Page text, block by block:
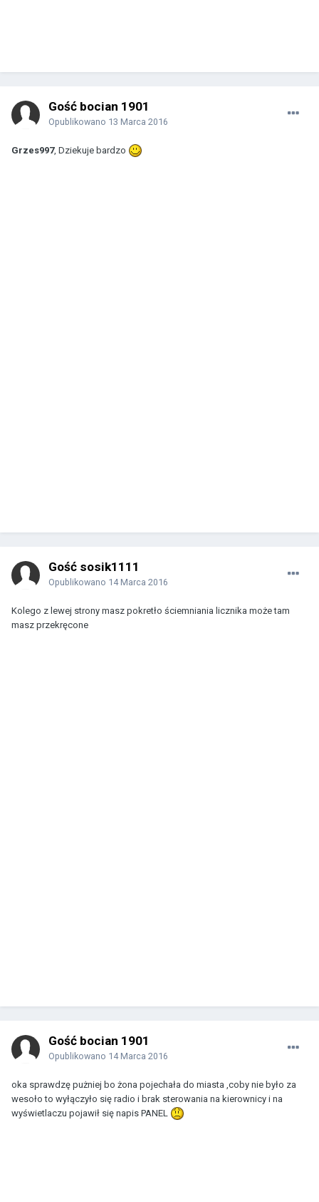
Gość bocian 1901
Opublikowano 13 Marca 2016
Grzes997, Dziekuje bardzo
Gość sosik1111
Opublikowano 14 Marca 2016
Kolego z lewej strony masz pokretło ściemniania licznika może tam
masz przekręcone
Gość bocian 1901
Opublikowano 14 Marca 2016
oka sprawdzę pużniej bo żona pojechała do miasta ,coby nie było za
wesoło to wyłączyło się radio i brak sterowania na kierownicy i na
wyświetlaczu pojawił się napis PANEL